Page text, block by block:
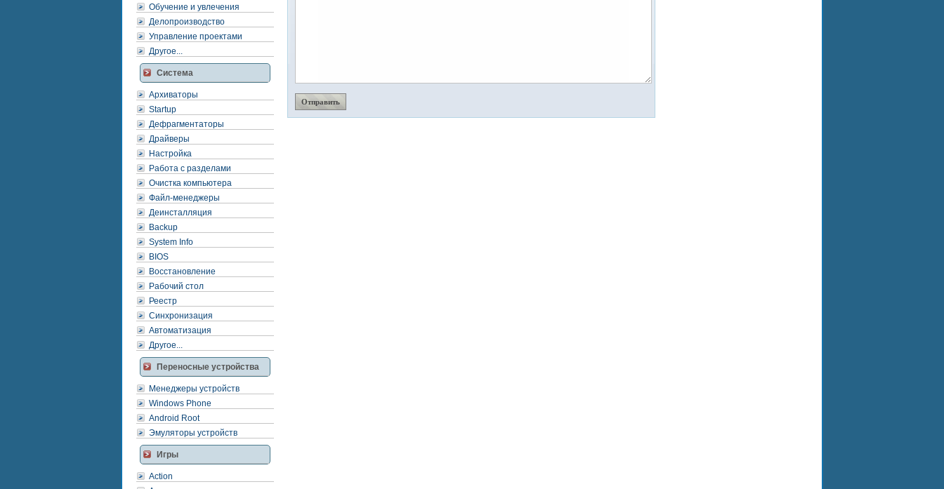
Обучение и увлечения
Делопроизводство
Управление проектами
Другое...
Система
Архиваторы
Startup
Дефрагментаторы
Драйверы
Настройка
Работа с разделами
Очистка компьютера
Файл-менеджеры
Деинсталляция
Backup
System Info
BIOS
Восстановление
Рабочий стол
Реестр
Синхронизация
Автоматизация
Другое...
Переносные устройства
Менеджеры устройств
Windows Phone
Android Root
Эмуляторы устройств
Игры
Action